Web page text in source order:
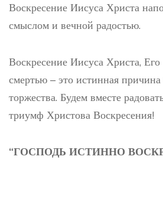
Воскресение Иисуса Христа
смыслом и вечной радостью.
Воскресение Иисуса Христа,
смертью – это истинная
торжества. Будем вместе
триумф Христова Воскресения!
“ГОСПОДЬ ИСТИННО